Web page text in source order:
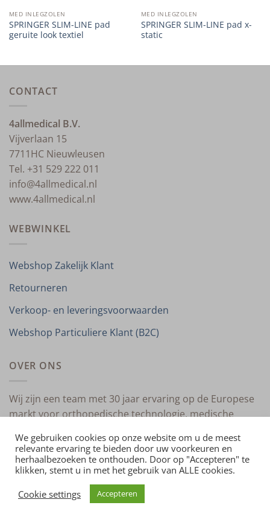
MED INLEGZOLEN
SPRINGER SLIM-LINE pad
geruite look textiel
MED INLEGZOLEN
SPRINGER SLIM-LINE pad x-
static
CONTACT
4allmedical B.V.
Vijverlaan 15
7711HC Nieuwleusen
Tel. +31 529 222 011
info@4allmedical.nl
www.4allmedical.nl
WEBWINKEL
Webshop Zakelijk Klant
Retourneren
Verkoop- en leveringsvoorwaarden
Webshop Particuliere Klant (B2C)
OVER ONS
Wij zijn een team met 30 jaar ervaring op de Europese
markt voor orthopedische technologie, medische
CONTACT
VERKOOP- EN LEVERINGSVOORWAARDEN
Copyright 2026 ©
We gebruiken cookies op onze website om u de meest
relevante ervaring te bieden door uw voorkeuren en
herhaalbezoeken te onthouden. Door op "Accepteren" te
klikken, stemt u in met het gebruik van ALLE cookies.
Cookie settings
Accepteren